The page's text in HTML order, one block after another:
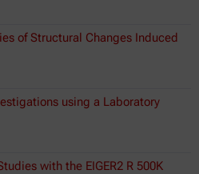
of Structural Changes Induced
using a Laboratory
with the EIGER2 R 500K